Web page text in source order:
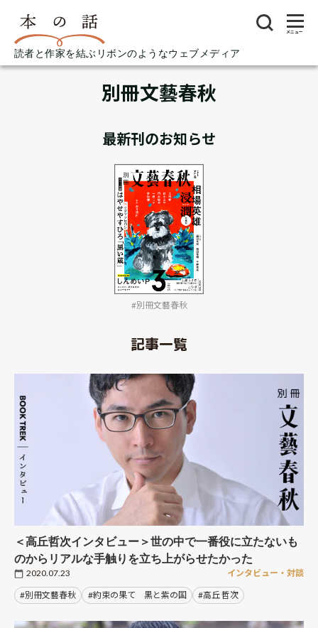
読者と作家を結ぶリボンのようなウェブメディア
メニュー
別冊文藝春秋
最新刊のお知らせ
#別冊文藝春秋
記事一覧
＜高丘哲次インタビュー＞世の中で一番役に立たないも
のからリアルな手触りを立ち上がらせたかった
2020.07.23 インタビュー・対談
#別冊文藝春秋 #約束の果て 黒と紫の国 #高丘 哲次